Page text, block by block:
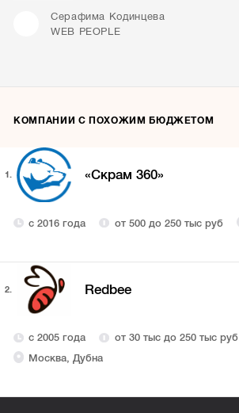
Серафима Кодинцева
WEB PEOPLE
КОМПАНИИ С ПОХОЖИМ БЮДЖЕТОМ
1. «Скрам 360»
с 2016 года от 500 до 250 тыс руб
2. Redbee
с 2005 года
от 30 тыс до 250 тыс руб
Москва, Дубна